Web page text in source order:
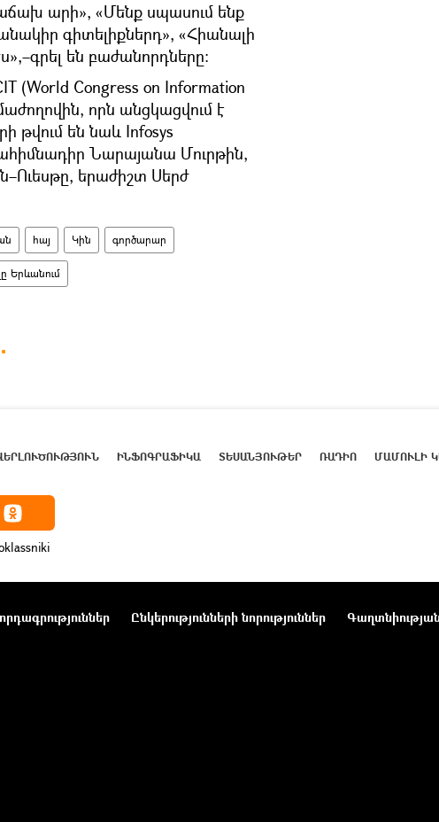
արի», «Մենք սպասում ենք
գիտելիքներդ», «Հիանալի
են բաժանորդները։
(World Congress on Information
որն անցկացվում է
թվում են նաև Infosys
Նարայանա Մուրթին,
երաժիշտ Սերժ
հայ Կին գործարար
Երևանում
ԻՆՖՈԳՐԱՖԻԿԱ ՏԵՍԱՆՅՈՒԹԵՐ ՌԱԴԻՈ ՄԱՄՈՒԼԻ
Ընկերությունների նորություններ